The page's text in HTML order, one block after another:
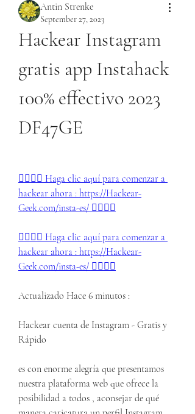
Antin Strenke
September 27, 2023
Hackear Instagram
gratis app Instahack
100% effectivo 2023
DF47GE
👉🏻👉🏻 Haga clic aquí para comenzar a
hackear ahora : https://Hackear-
Geek.com/insta-es/ 👈🏻👈🏻
👉🏻👉🏻 Haga clic aquí para comenzar a
hackear ahora : https://Hackear-
Geek.com/insta-es/ 👈🏻👈🏻
Actualizado Hace 6 minutos :
Hackear cuenta de Instagram - Gratis y
Rápido
es con enorme alegría que presentamos
nuestra plataforma web que ofrece la
posibilidad a todos , aconsejar de qué